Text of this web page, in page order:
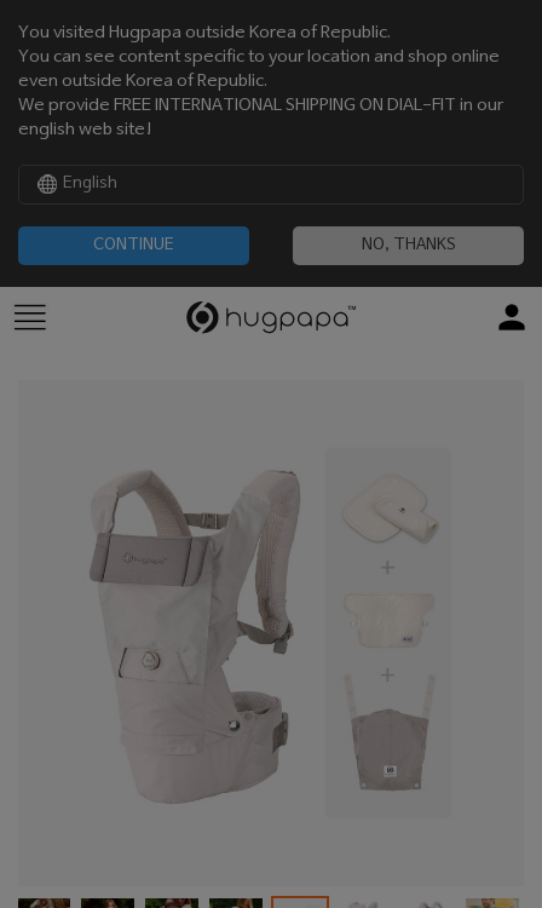
You visited Hugpapa outside Korea of Republic.
You can see content specific to your location and shop online
even outside Korea of Republic.
We provide FREE INTERNATIONAL SHIPPING ON DIAL-FIT in our
english web site!
English
CONTINUE NO, THANKS